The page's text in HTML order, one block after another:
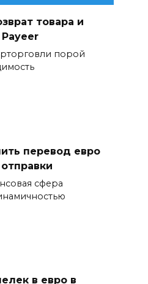
товара и
порой
перевод евро
сфера
в евро в